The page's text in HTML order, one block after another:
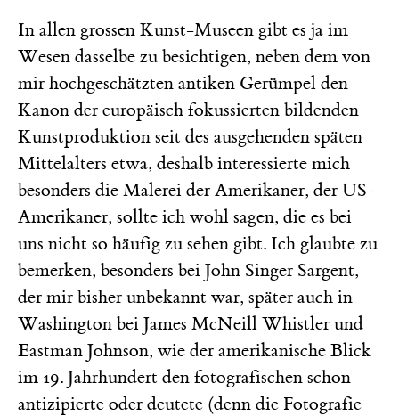
In allen grossen Kunst-Museen gibt es ja im
Wesen dasselbe zu besichtigen, neben dem von
mir hochgeschätzten antiken Gerümpel den
Kanon der europäisch fokussierten bildenden
Kunstproduktion seit des ausgehenden späten
Mittelalters etwa, deshalb interessierte mich
besonders die Malerei der Amerikaner, der US-
Amerikaner, sollte ich wohl sagen, die es bei
uns nicht so häufig zu sehen gibt. Ich glaubte zu
bemerken, besonders bei John Singer Sargent,
der mir bisher unbekannt war, später auch in
Washington bei James McNeill Whistler und
Eastman Johnson, wie der amerikanische Blick
im 19. Jahrhundert den fotografischen schon
antizipierte oder deutete (denn die Fotografie